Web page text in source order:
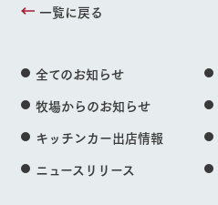
一覧に戻る
全てのお知らせ
牧場からのお知らせ
キッチンカー出店情報
ニュースリリース